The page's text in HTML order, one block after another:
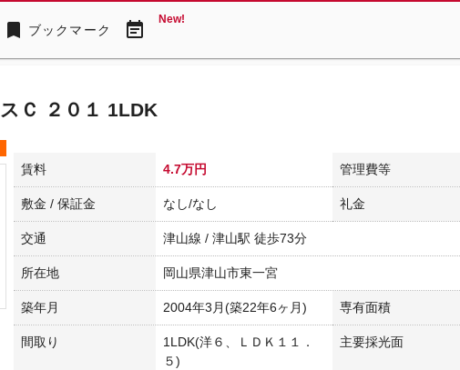
bookmark ブックマーク event_note New!
Ｃ ２０１ 1LDK
賃料 4.7万円 管理費等
敷金 / 保証金 なし/なし 礼金
交通 津山線 / 津山駅 徒歩73分
所在地 岡山県津山市東一宮
築年月 2004年3月(築22年6ヶ月) 専有面積
間取り
1LDK(洋６、ＬＤＫ１１．
５)
主要採光面